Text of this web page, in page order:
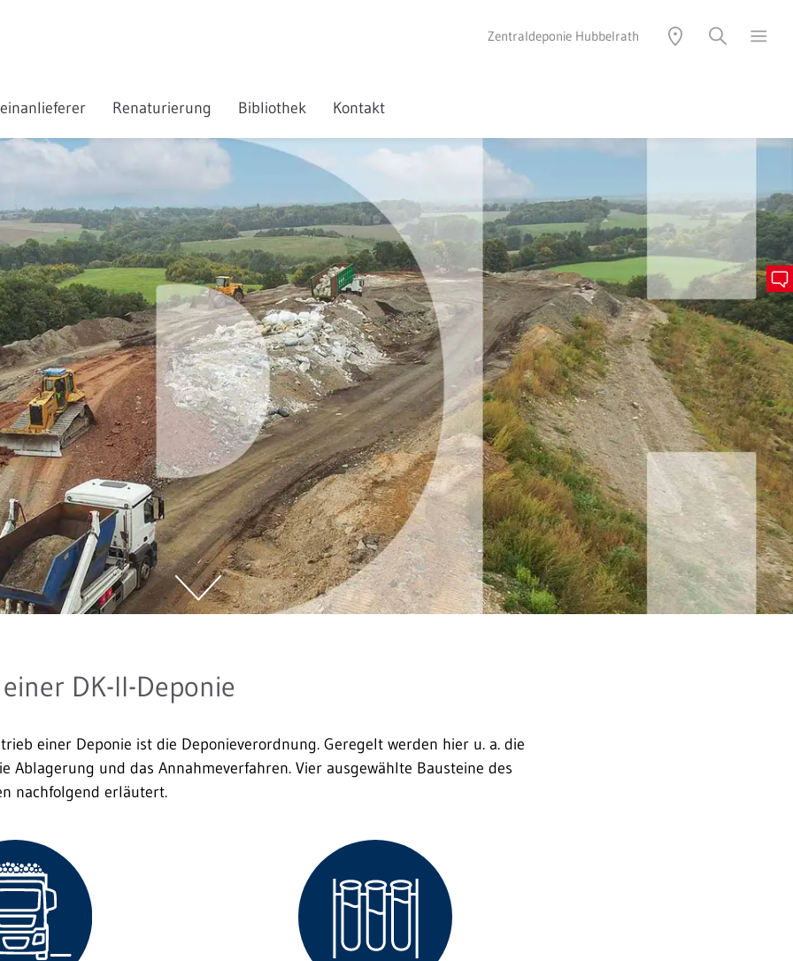
Zentraldeponie Hubbelrath
Renaturierung Bibliothek Kontakt
DK-II-Deponie
einer Deponie ist die Deponie­verordnung. Geregelt werden hier u. a. die
Ablagerung und das Annahme­verfahren. Vier ausgewählte Bausteine des
nachfolgend erläutert.